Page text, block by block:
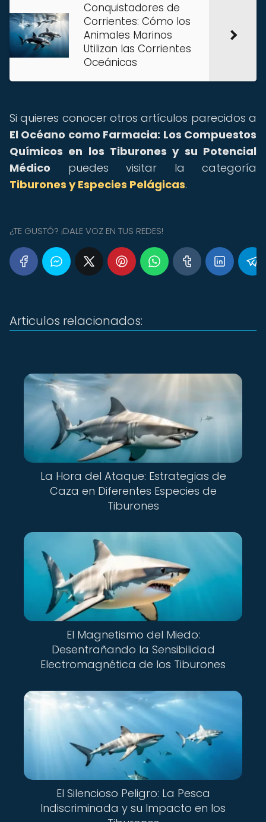
Conquistadores de
Corrientes: Cómo los
Animales Marinos
Utilizan las Corrientes
Oceánicas
Si quieres conocer otros artículos parecidos a
El Océano como Farmacia: Los Compuestos
Químicos en los Tiburones y su Potencial
Médico puedes visitar la categoría
Tiburones y Especies Pelágicas.
¿TE GUSTÓ? ¡DALE VOZ EN TUS REDES!
Articulos relacionados:
La Hora del Ataque: Estrategias de
Caza en Diferentes Especies de
Tiburones
El Magnetismo del Miedo:
Desentrañando la Sensibilidad
Electromagnética de los Tiburones
El Silencioso Peligro: La Pesca
Indiscriminada y su Impacto en los